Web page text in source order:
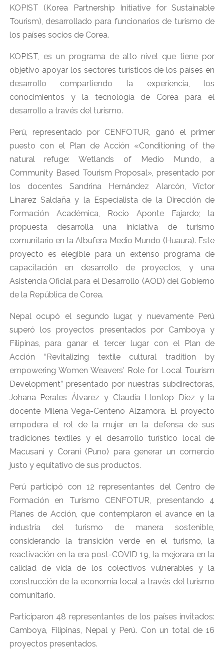
KOPIST (Korea Partnership Initiative for Sustainable
Tourism), desarrollado para funcionarios de turismo de
los países socios de Corea.
KOPIST, es un programa de alto nivel que tiene por
objetivo apoyar los sectores turísticos de los países en
desarrollo compartiendo la experiencia, los
conocimientos y la tecnología de Corea para el
desarrollo a través del turismo.
Perú, representado por CENFOTUR, ganó el primer
puesto con el Plan de Acción «Conditioning of the
natural refuge: Wetlands of Medio Mundo, a
Community Based Tourism Proposal», presentado por
los docentes Sandrina Hernández Alarcón, Víctor
Linarez Saldaña y la Especialista de la Dirección de
Formación Académica, Rocío Aponte Fajardo; la
propuesta desarrolla una iniciativa de turismo
comunitario en la Albufera Medio Mundo (Huaura). Este
proyecto es elegible para un extenso programa de
capacitación en desarrollo de proyectos, y una
Asistencia Oficial para el Desarrollo (AOD) del Gobierno
de la República de Corea.
Nepal ocupó el segundo lugar, y nuevamente Perú
superó los proyectos presentados por Camboya y
Filipinas, para ganar el tercer lugar con el Plan de
Acción “Revitalizing textile cultural tradition by
empowering Women Weavers’ Role for Local Tourism
Development” presentado por nuestras subdirectoras,
Johana Perales Álvarez y Claudia Llontop Diez y la
docente Milena Vega-Centeno Alzamora. El proyecto
empodera el rol de la mujer en la defensa de sus
tradiciones textiles y el desarrollo turístico local de
Macusani y Corani (Puno) para generar un comercio
justo y equitativo de sus productos.
Perú participó con 12 representantes del Centro de
Formación en Turismo CENFOTUR, presentando 4
Planes de Acción, que contemplaron el avance en la
industria del turismo de manera sostenible,
considerando la transición verde en el turismo, la
reactivación en la era post-COVID 19, la mejorara en la
calidad de vida de los colectivos vulnerables y la
construcción de la economía local a través del turismo
comunitario.
Participaron 48 representantes de los países invitados:
Camboya, Filipinas, Nepal y Perú. Con un total de 16
proyectos presentados.